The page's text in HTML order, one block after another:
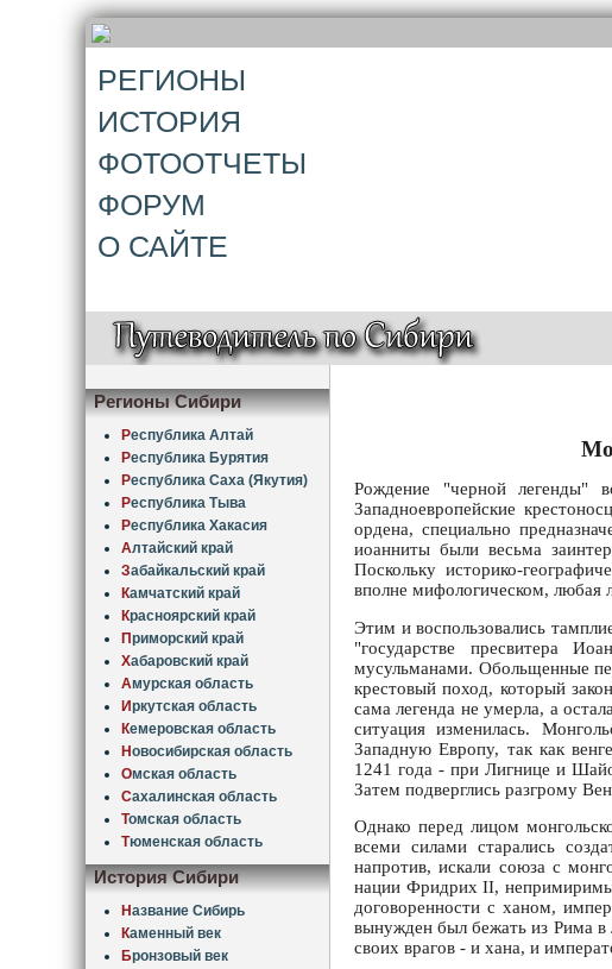
РЕГИОНЫ
ИСТОРИЯ
ФОТООТЧЕТЫ
ФОРУМ
О САЙТЕ
Регионы Сибири
Республика Алтай
Республика Бурятия
Республика Саха (Якутия)
Республика Тыва
Республика Хакасия
Алтайский край
Забайкальский край
Камчатский край
Красноярский край
Приморский край
Хабаровский край
Амурская область
Иркутская область
Кемеровская область
Новосибирская область
Омская область
Сахалинская область
Томская область
Тюменская область
История Сибири
Название Сибирь
Каменный век
Бронзовый век
Рождение "черной легенды"
Западноевропейские
ордена, специально
иоанниты были весьма
Поскольку историко-
вполне мифологическом, любая
Этим и воспользовались
"государстве пресвитера
мусульманами. Обольщенные
крестовый поход, который
сама легенда не умерла, а
ситуация изменилась.
Западную Европу, так как
1241 года - при Лигнице и
Затем подверглись разгрому
Однако перед лицом
всеми силами старались
напротив, искали союза с
нации Фридрих II,
договоренности с ханом,
вынужден был бежать из Рима в
своих врагов - и хана, и